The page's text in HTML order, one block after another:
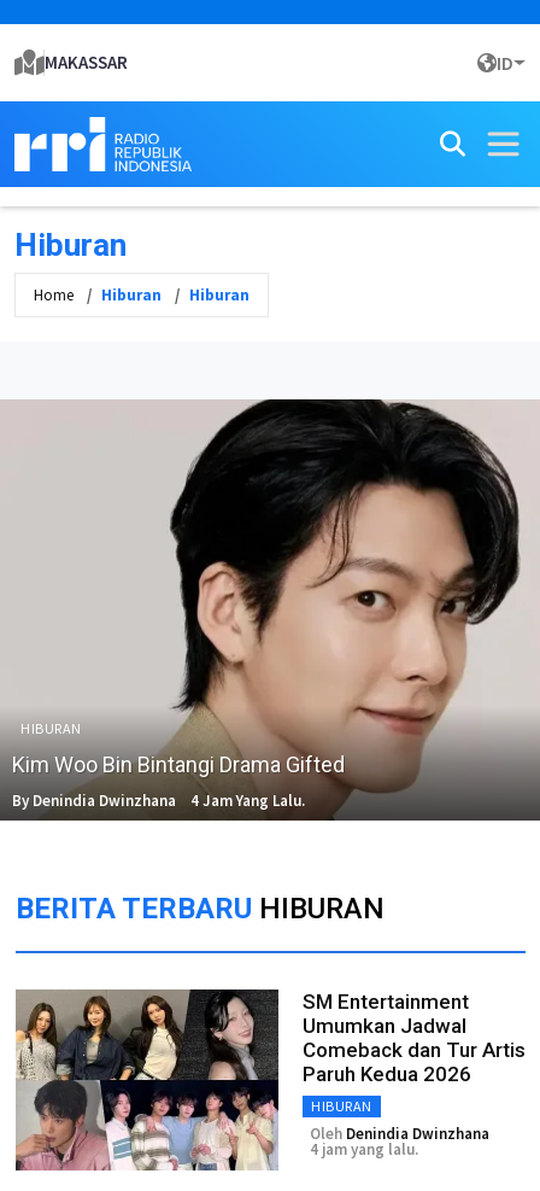
MAKASSAR ID
Hiburan
Home Hiburan Hiburan
HIBURAN
Kim Woo Bin Bintangi Drama Gifted
By Denindia Dwinzhana 4 Jam Yang Lalu.
BERITA TERBARU HIBURAN
SM Entertainment
Umumkan Jadwal
Comeback dan Tur Artis
Paruh Kedua 2026
HIBURAN
Oleh Denindia Dwinzhana
4 jam yang lalu.